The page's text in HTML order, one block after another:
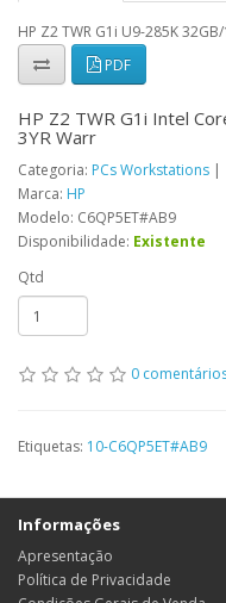
HP Z2 TWR G1i U9-285K
PDF
HP Z2 TWR G1i Intel
3YR Warr
Categoria: PCs Workstations |
Marca: HP
Modelo: C6QP5ET#AB9
Disponibilidade: Existente
Qtd
0
Etiquetas: 10-C6QP5ET#AB9
Informações
Apresentação
Política de Privacidade